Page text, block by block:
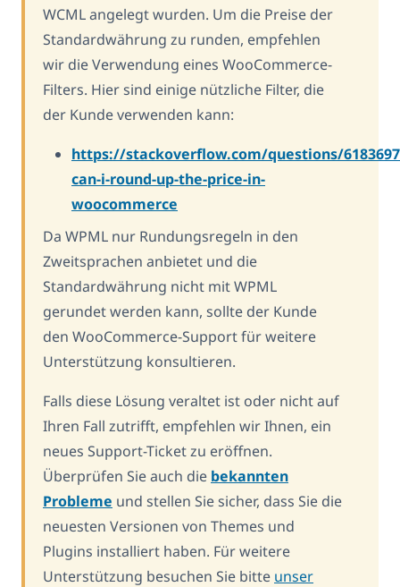
WCML angelegt wurden. Um die Preise der
Standardwährung zu runden, empfehlen
wir die Verwendung eines WooCommerce-
Filters. Hier sind einige nützliche Filter, die
der Kunde verwenden kann:
https://stackoverflow.com/questions/
can-i-round-up-the-price-in-
woocommerce
Da WPML nur Rundungsregeln in den
Zweitsprachen anbietet und die
Standardwährung nicht mit WPML
gerundet werden kann, sollte der Kunde
den WooCommerce-Support für weitere
Unterstützung konsultieren.
Falls diese Lösung veraltet ist oder nicht auf
Ihren Fall zutrifft, empfehlen wir Ihnen, ein
neues Support-Ticket zu eröffnen.
Überprüfen Sie auch die bekannten
Probleme und stellen Sie sicher, dass Sie die
neuesten Versionen von Themes und
Plugins installiert haben. Für weitere
Unterstützung besuchen Sie bitte unser